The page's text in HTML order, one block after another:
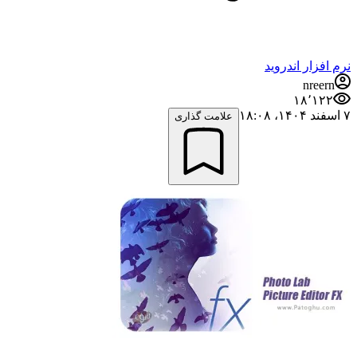
نرم افزار اندروید
nreern
۱۸٬۱۲۲
۷ اسفند ۱۴۰۴،‏ ۱۸:۰۸
علامت گذاری